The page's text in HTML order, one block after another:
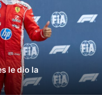
le dio la